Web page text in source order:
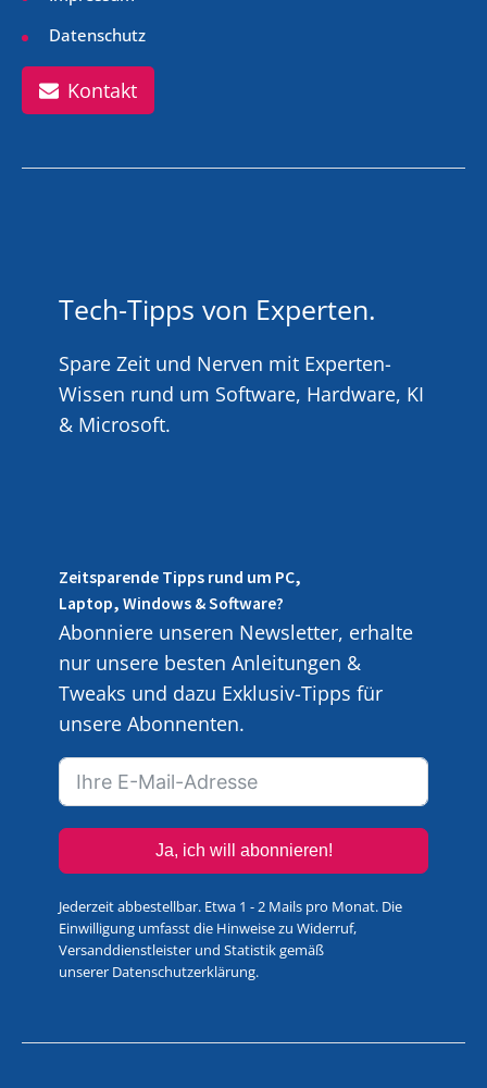
Datenschutz
Kontakt
Tech-Tipps von Experten.
Spare Zeit und Nerven mit Experten-
Wissen rund um Software, Hardware, KI
& Microsoft.
Zeitsparende Tipps rund um PC,
Laptop, Windows & Software?
Abonniere unseren Newsletter, erhalte
nur unsere besten Anleitungen &
Tweaks und dazu Exklusiv-Tipps für
unsere Abonnenten.
Ja, ich will abonnieren!
Jederzeit abbestellbar. Etwa 1 - 2 Mails pro Monat. Die
Einwilligung umfasst die Hinweise zu Widerruf,
Versanddienstleister und Statistik gemäß
unserer Datenschutzerklärung.